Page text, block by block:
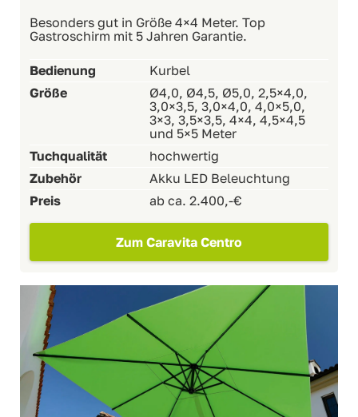
Besonders gut in Größe 4×4 Meter. Top
Gastroschirm mit 5 Jahren Garantie.
Bedienung
Kurbel
Größe
Ø4,0, Ø4,5, Ø5,0, 2,5×4,0,
3,0×3,5, 3,0×4,0, 4,0×5,0,
3×3, 3,5×3,5, 4×4, 4,5×4,5
und 5×5 Meter
Tuchqualität
hochwertig
Zubehör
Akku LED Beleuchtung
Preis
ab ca. 2.400,-€
Zum Caravita Centro